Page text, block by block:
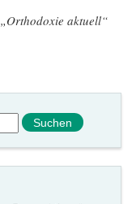
aktuell“